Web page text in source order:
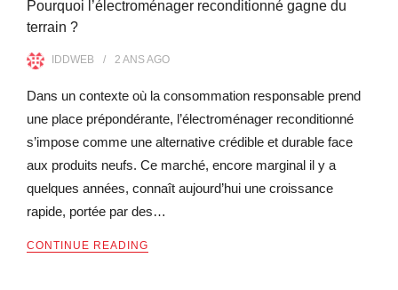
Pourquoi l’électroménager reconditionné gagne du
terrain ?
IDDWEB 2 ANSAGO
Dans un contexte où la consommation responsable prend
une place prépondérante, l’électroménager reconditionné
s’impose comme une alternative crédible et durable face
aux produits neufs. Ce marché, encore marginal il y a
quelques années, connaît aujourd’hui une croissance
rapide, portée par des…
CONTINUE READING